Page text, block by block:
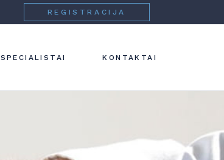
REGISTRACIJA
SPECIALISTAI KONTAKTAI